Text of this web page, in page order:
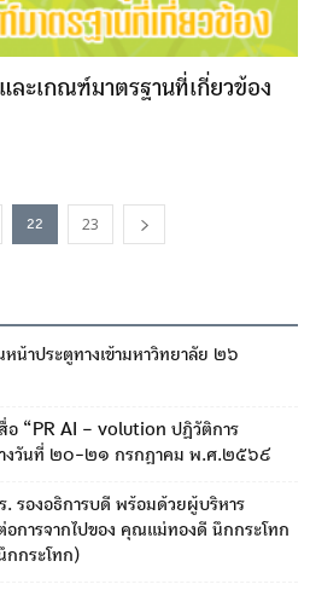
ละเกณฑ์มาตรฐานที่เกี่ยวข้อง
22 23
น้าประตูทางเข้ามหาวิทยาลัย ๒๖
“PR AI – volution ปฏิวัติการ
างวันที่ ๒๐-๒๑ กรกฎาคม พ.ศ.๒๕๖๙
รองอธิการบดี พร้อมด้วยผู้บริหาร
อการจากไปของ คุณแม่ทองดี นึกกระโทก
กกระโทก)